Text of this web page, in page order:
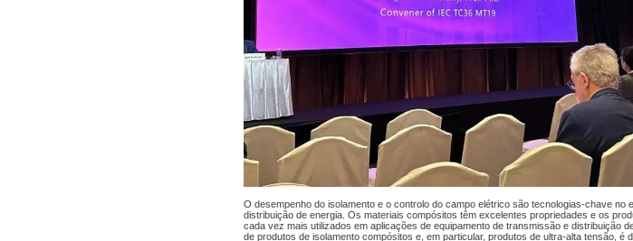
O desempenho do isolamento e o controlo do campo elétrico são tecnologias-chave no
distribuição de energia. Os materiais compósitos têm excelentes propriedades e os
cada vez mais utilizados em aplicações de equipamento de transmissão e distribuição
de produtos de isolamento compósitos e, em particular, produtos de ultra-alta tensão, é